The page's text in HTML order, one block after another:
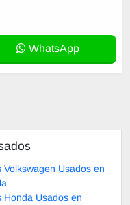
WhatsApp
Volkswagen Usados en
Honda Usados en